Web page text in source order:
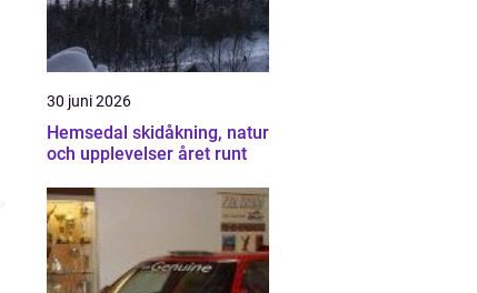
30 juni 2026
Hemsedal skidåkning, natur
och upplevelser året runt